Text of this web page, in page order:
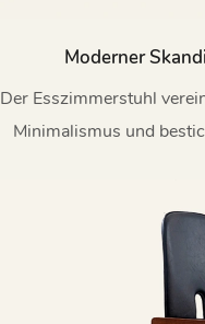
Moderner
Der Esszimmerstuhl
Minimalismus und